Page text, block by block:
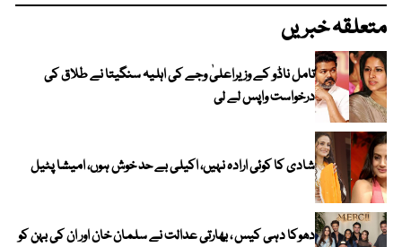
متعلقہ خبریں
تامل ناڈو کے وزیراعلیٰ وجے کی اہلیہ سنگیتا نے طلاق کی
درخواست واپس لے لی
شادی کا کوئی ارادہ نہیں، اکیلی بے حد خوش ہوں، امیشا پٹیل
دھوکا دہی کیس ، بھارتی عدالت نے سلمان خان اور ان کی بہن کو